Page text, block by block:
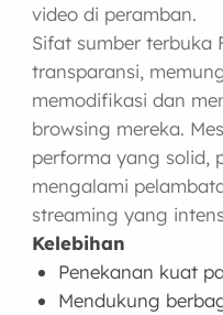
video di peramban.
Sifat sumber terbuka
transparansi,
memodifikasi dan
browsing mereka.
performa yang solid,
mengalami
streaming yang
Kelebihan
Penekanan kuat
Mendukung